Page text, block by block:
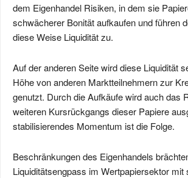
dem Eigenhandel Risiken, in dem sie
schwächerer Bonität aufkaufen und führen
diese Weise Liquidität zu.
Auf der anderen Seite wird diese Liquidität
Höhe von anderen Marktteilnehmern zur
genutzt. Durch die Aufkäufe wird auch das
weiteren Kursrückgangs dieser Papiere
stabilisierendes Momentum ist die Folge.
Beschränkungen des Eigenhandels
Liquiditätsengpass im Wertpapiersektor mit